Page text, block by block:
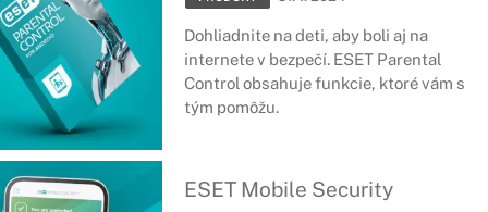
Dohliadnite na deti, aby boli aj na
internete v bezpečí. ESET Parental
Control obsahuje funkcie, ktoré vám s
tým pomôžu.
ESET Mobile Security